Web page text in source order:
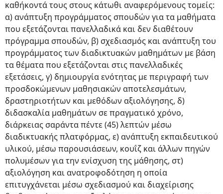
καθήκοντά τους στους κάτωθι αναφερόμενους τομείς:
α) ανάπτυξη προγράμματος σπουδών για τα μαθήματα
που εξετάζονται πανελλαδικά και δεν διαθέτουν
πρόγραμμα σπουδών, β) σχεδιασμός και ανάπτυξη του
προγράμματος των διαδικτυακών μαθημάτων με βάση
τα θέματα που εξετάζονται στις πανελλαδικές
εξετάσεις, γ) δημιουργία ενότητας με περιγραφή των
προσδοκώμενων μαθησιακών αποτελεσμάτων,
δραστηριοτήτων και μεθόδων αξιολόγησης, δ)
διδασκαλία μαθημάτων σε πραγματικό χρόνο,
διάρκειας σαράντα πέντε (45) λεπτών μέσω
διαδικτυακής πλατφόρμας, ε) ανάπτυξη εκπαιδευτικού
υλικού, μέσω παρουσιάσεων, κουΐζ και άλλων πηγών
πολυμέσων για την ενίσχυση της μάθησης, στ)
αξιολόγηση και ανατροφοδότηση η οποία
επιτυγχάνεται μέσω σχεδιασμού και διαχείρισης